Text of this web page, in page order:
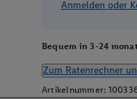
Anmelden oder
Bequem in 3-24
Zum Ratenrechner
Artikelnummer: